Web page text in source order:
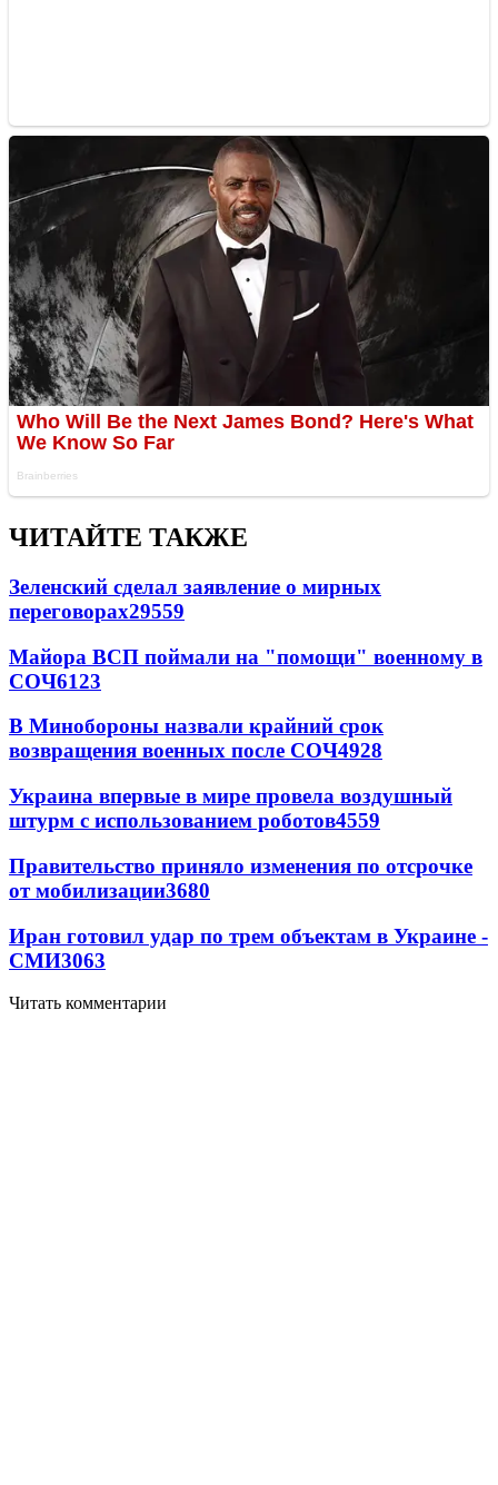
ЧИТАЙТЕ ТАКЖЕ
Зеленский сделал заявление о мирных
переговорах29559
Майора ВСП поймали на "помощи" военному в
СОЧ6123
В Минобороны назвали крайний срок
возвращения военных после СОЧ4928
Украина впервые в мире провела воздушный
штурм с использованием роботов4559
Правительство приняло изменения по отсрочке
от мобилизации3680
Иран готовил удар по трем объектам в Украине -
СМИ3063
Читать комментарии